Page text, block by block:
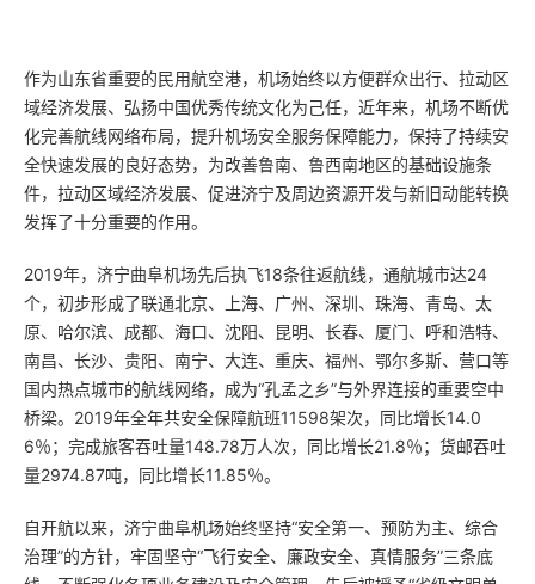
作为山东省重要的民用航空港，机场始终以方便群众出行、拉动区
域经济发展、弘扬中国优秀传统文化为己任，近年来，机场不断优
化完善航线网络布局，提升机场安全服务保障能力，保持了持续安
全快速发展的良好态势，为改善鲁南、鲁西南地区的基础设施条
件，拉动区域经济发展、促进济宁及周边资源开发与新旧动能转换
发挥了十分重要的作用。
2019年，济宁曲阜机场先后执飞18条往返航线，通航城市达24
个，初步形成了联通北京、上海、广州、深圳、珠海、青岛、太
原、哈尔滨、成都、海口、沈阳、昆明、长春、厦门、呼和浩特、
南昌、长沙、贵阳、南宁、大连、重庆、福州、鄂尔多斯、营口等
国内热点城市的航线网络，成为“孔孟之乡”与外界连接的重要空中
桥梁。2019年全年共安全保障航班11598架次，同比增长14.0
6％；完成旅客吞吐量148.78万人次，同比增长21.8％；货邮吞吐
量2974.87吨，同比增长11.85％。
自开航以来，济宁曲阜机场始终坚持“安全第一、预防为主、综合
治理”的方针，牢固坚守“飞行安全、廉政安全、真情服务”三条底